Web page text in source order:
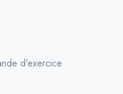
d’exercice